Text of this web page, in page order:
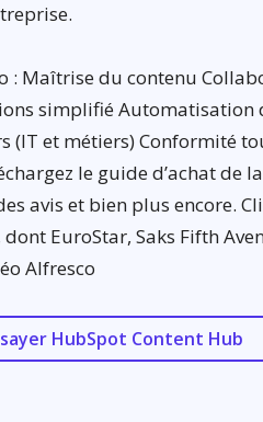
: Maîtrise du contenu
simplifié Automatisation
et métiers) Conformité
le guide d’achat de
avis et bien plus encore.
EuroStar, Saks Fifth
Alfresco
HubSpot Content Hub